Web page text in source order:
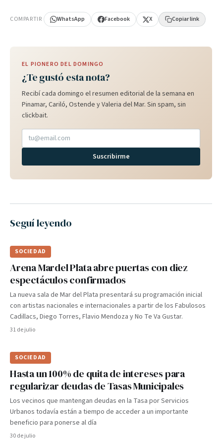
COMPARTIR WhatsApp Facebook X Copiar link
EL PIONERO DEL DOMINGO
¿Te gustó esta nota?
Recibí cada domingo el resumen editorial de la semana en
Pinamar, Cariló, Ostende y Valeria del Mar. Sin spam, sin
clickbait.
Suscribirme
Seguí leyendo
SOCIEDAD
Arena Mardel Plata abre puertas con diez
espectáculos confirmados
La nueva sala de Mar del Plata presentará su programación inicial
con artistas nacionales e internacionales a partir de los Fabulosos
Cadillacs, Diego Torres, Flavio Mendoza y No Te Va Gustar.
31 de julio
SOCIEDAD
Hasta un 100% de quita de intereses para
regularizar deudas de Tasas Municipales
Los vecinos que mantengan deudas en la Tasa por Servicios
Urbanos todavía están a tiempo de acceder a un importante
beneficio para ponerse al día
30 de julio